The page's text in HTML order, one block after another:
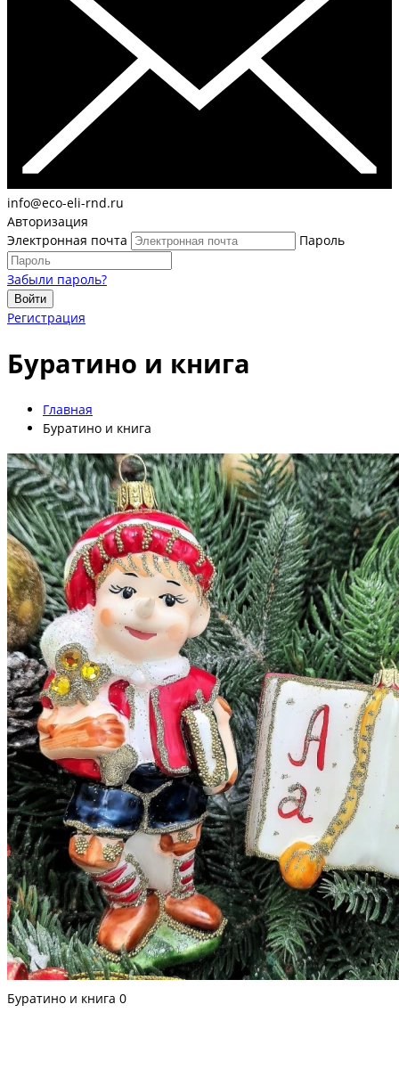
info@eco-eli-rnd.ru
Авторизация
Электронная почта
Пароль
Забыли пароль?
Войти
Регистрация
Буратино и книга
Главная
Буратино и книга
Буратино и книга 0